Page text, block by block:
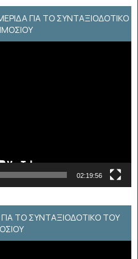
ΓΙΑ ΤΟ ΣΥΝΤΑΞΙΟΔΟΤΙΚΌ
02:19:56
ΤΟ ΣΥΝΤΑΞΙΟΔΟΤΙΚΟ ΤΟΥ